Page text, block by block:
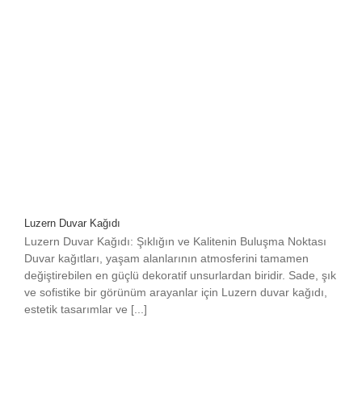
Luzern Duvar Kağıdı
Luzern Duvar Kağıdı: Şıklığın ve Kalitenin Buluşma Noktası
Duvar kağıtları, yaşam alanlarının atmosferini tamamen
değiştirebilen en güçlü dekoratif unsurlardan biridir. Sade, şık
ve sofistike bir görünüm arayanlar için Luzern duvar kağıdı,
estetik tasarımlar ve [...]